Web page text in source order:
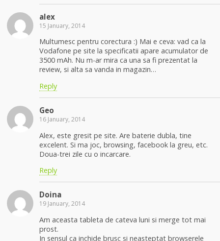
alex
15 January, 2014
Multumesc pentru corectura :) Mai e ceva: vad ca la
Vodafone pe site la specificatii apare acumulator de
3500 mAh. Nu m-ar mira ca una sa fi prezentat la
review, si alta sa vanda in magazin…
Reply
Geo
16 January, 2014
Alex, este gresit pe site. Are baterie dubla, tine
excelent. Si ma joc, browsing, facebook la greu, etc.
Doua-trei zile cu o incarcare.
Reply
Doina
19 January, 2014
Am aceasta tableta de cateva luni si merge tot mai
prost.
In sensul ca inchide brusc si neasteptat browserele